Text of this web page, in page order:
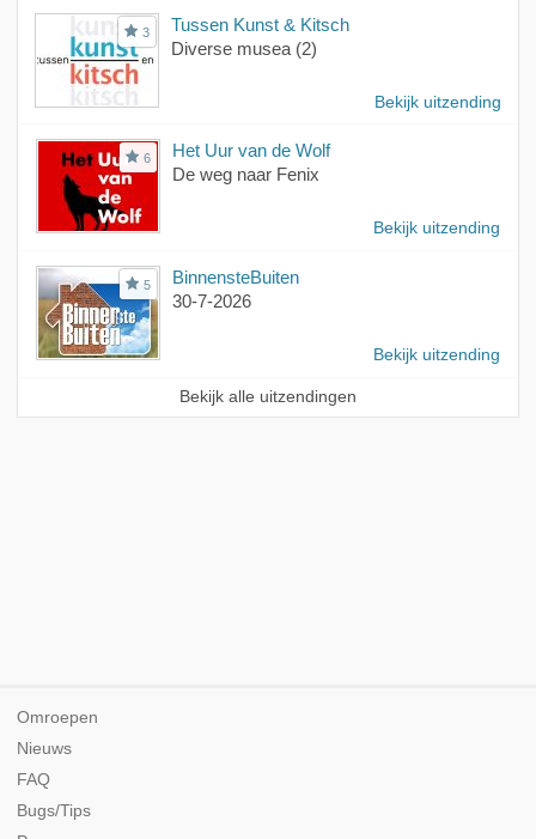
3
Tussen Kunst & Kitsch
Diverse musea (2)
Bekijk uitzending
6
Het Uur van de Wolf
De weg naar Fenix
Bekijk uitzending
5
BinnensteBuiten
30-7-2026
Bekijk uitzending
Bekijk alle uitzendingen
Omroepen
Nieuws
FAQ
Bugs/Tips